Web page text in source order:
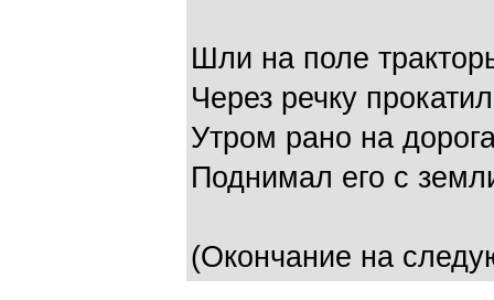
Шли на поле
Через речку
Утром рано на
Поднимал его с
(Окончание на